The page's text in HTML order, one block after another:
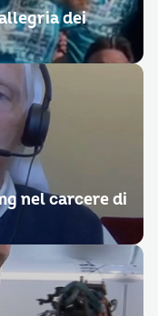
dei
nel carcere di